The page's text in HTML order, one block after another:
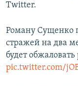
Twitter.
Роману Сущенко
стражей на два
будет
pic.twitter.com/